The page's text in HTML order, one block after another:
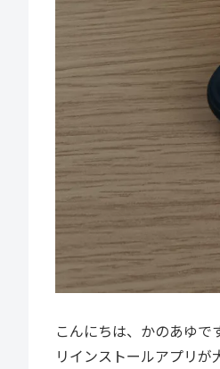
こんにちは、かのあゆ
リインストールアプリ